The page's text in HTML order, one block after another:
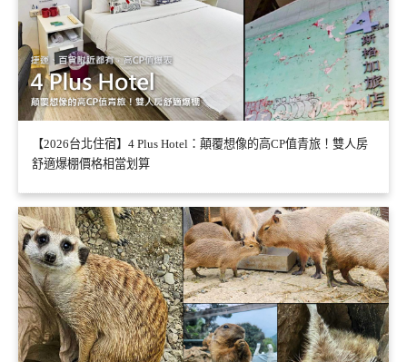
【2026台北住宿】4 Plus Hotel：顛覆想像的高CP值青旅！雙人房
舒適爆棚價格相當划算